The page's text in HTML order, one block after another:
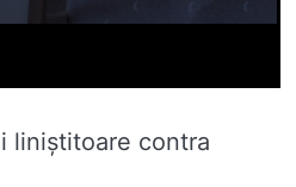
liniștitoare contra